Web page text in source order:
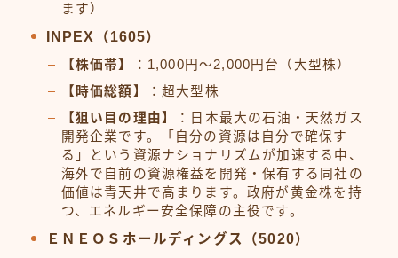
ます）
INPEX（1605）
【株価帯】
：1,000円〜2,000円台（大型株）
【時価総額】
：超大型株
【狙い目の理由】
：日本最大の石油・天然ガス
開発企業です。「自分の資源は自分で確保す
る」という資源ナショナリズムが加速する中、
海外で自前の資源権益を開発・保有する同社の
価値は青天井で高まります。政府が黄金株を持
つ、エネルギー安全保障の主役です。
ＥＮＥＯＳホールディングス（5020）